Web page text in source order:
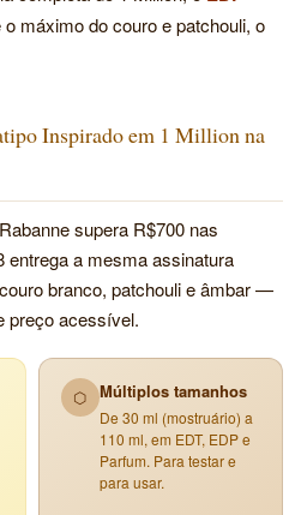
máximo do couro e patchouli, o
Inspirado em 1 Million na
supera R$700 nas
entrega a mesma assinatura
branco, patchouli e âmbar —
preço acessível.
⬡ Múltiplos tamanhos
De 30 ml (mostruário) a
110 ml, em EDT, EDP e
Parfum. Para testar e
para usar.